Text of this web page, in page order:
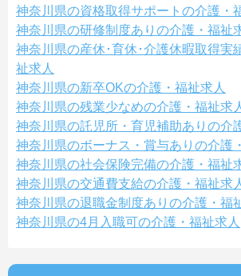
神奈川県の資格取得サポートの介護・
神奈川県の研修制度ありの介護・福祉
神奈川県の産休･育休･介護休暇取得実
祉求人
神奈川県の新卒OKの介護・福祉求人
神奈川県の残業少なめの介護・福祉求
神奈川県の託児所・育児補助ありの介
神奈川県のボーナス・賞与ありの介護
神奈川県の社会保険完備の介護・福祉
神奈川県の交通費支給の介護・福祉求
神奈川県の退職金制度ありの介護・福
神奈川県の4月入職可の介護・福祉求人